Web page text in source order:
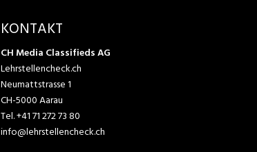
KONTAKT
CH Media Classifieds AG
Lehrstellencheck.ch
Neumattstrasse 1
CH-5000 Aarau
Tel.+41 71 272 73 80
info@lehrstellencheck.ch